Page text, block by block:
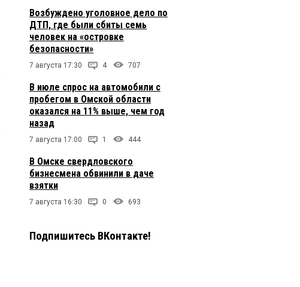
Возбуждено уголовное дело по
ДТП, где были сбиты семь
человек на «островке
безопасности»
7 августа 17:30 4 707
В июле спрос на автомобили с
пробегом в Омской области
оказался на 11% выше, чем год
назад
7 августа 17:00 1 444
В Омске свердловского
бизнесмена обвинили в даче
взятки
7 августа 16:30 0 693
Подпишитесь ВКонтакте!